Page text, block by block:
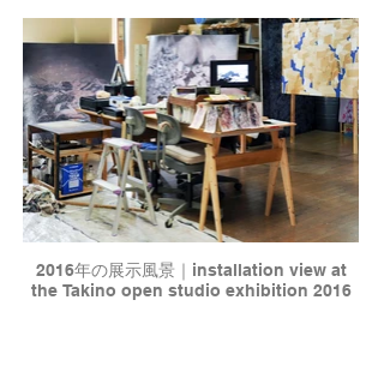
2016年の展示風景｜installation view at
the Takino open studio exhibition 2016